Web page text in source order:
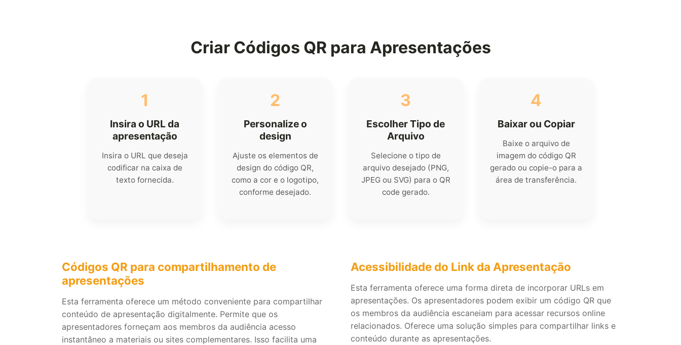
Criar Códigos QR para Apresentações
1
Insira o URL da
apresentação
Insira o URL que deseja
codificar na caixa de
texto fornecida.
2
Personalize o
design
Ajuste os elementos de
design do código QR,
como a cor e o logotipo,
conforme desejado.
3
Escolher Tipo de
Arquivo
Selecione o tipo de
arquivo desejado (PNG,
JPEG ou SVG) para o QR
code gerado.
4
Baixar ou Copiar
Baixe o arquivo de
imagem do código QR
gerado ou copie-o para a
área de transferência.
Códigos QR para compartilhamento de
apresentações
Esta ferramenta oferece um método conveniente para compartilhar
conteúdo de apresentação digitalmente. Permite que os
apresentadores forneçam aos membros da audiência acesso
instantâneo a materiais ou sites complementares. Isso facilita uma
Acessibilidade do Link da Apresentação
Esta ferramenta oferece uma forma direta de incorporar URLs em
apresentações. Os apresentadores podem exibir um código QR que
os membros da audiência escaneiam para acessar recursos online
relacionados. Oferece uma solução simples para compartilhar links e
conteúdo durante as apresentações.